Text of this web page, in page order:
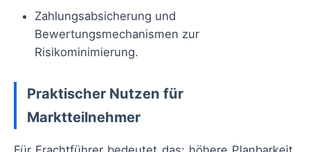
Zahlungsabsicherung und
Bewertungsmechanismen zur
Risikominimierung.
Praktischer Nutzen für
Marktteilnehmer